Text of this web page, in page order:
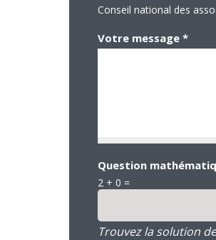
Conseil national des
Votre message *
Question
2 + 0 =
Trouvez la solution